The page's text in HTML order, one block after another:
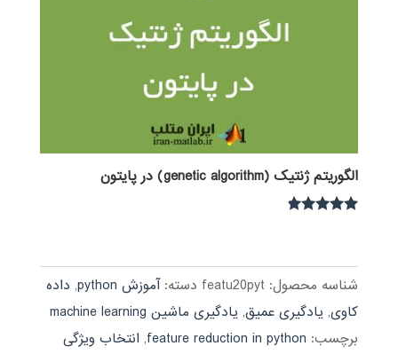
الگوریتم ژنتیک (genetic algorithm) در پایتون
شناسه محصول: featu20pyt دسته:آموزش python , داده
کاوی, یادگیری عمیق, یادگیری ماشین machine learning
برچسب: feature reduction in python
, انتخاب ویژگی